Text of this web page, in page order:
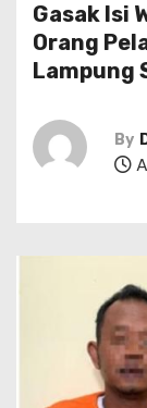
Gasak Isi
Orang
Lampung
By